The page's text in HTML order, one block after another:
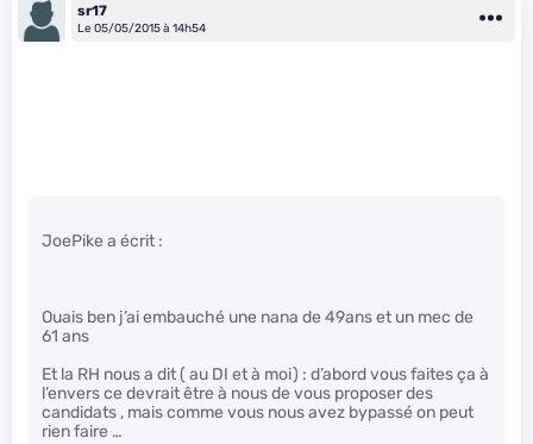
sr17
Le 05/05/2015 à 14h54
JoePike a écrit :
Ouais ben j’ai embauché une nana de 49ans et un mec de
61 ans
Et la RH nous a dit ( au DI et à moi) : d’abord vous faites ça à
l’envers ce devrait être à nous de vous proposer des
candidats , mais comme vous nous avez bypassé on peut
rien faire …